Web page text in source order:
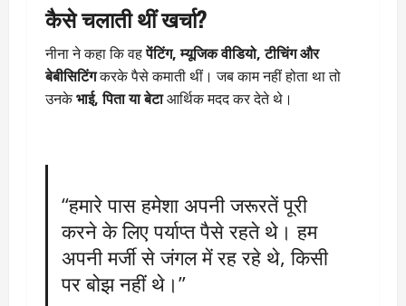
कैसे चलाती थीं खर्चा?
नीना ने कहा कि वहपेंटिंग, म्यूजिक वीडियो, टीचिंग और
बेबीसिटिंगकरके पैसे कमाती थीं। जब काम नहीं होता था तो
उनकेभाई, पिता या बेटाआर्थिक मदद कर देते थे।
“हमारे पास हमेशा अपनी जरूरतें पूरी
करने के लिए पर्याप्त पैसे रहते थे। हम
अपनी मर्जी से जंगल में रह रहे थे, किसी
पर बोझ नहीं थे।”